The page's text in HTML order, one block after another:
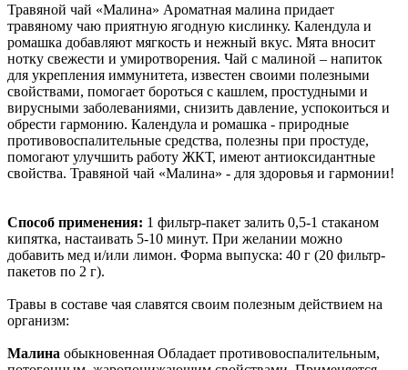
Травяной чай «Малина» Ароматная малина придает
травяному чаю приятную ягодную кислинку. Календула и
ромашка добавляют мягкость и нежный вкус. Мята вносит
нотку свежести и умиротворения. Чай с малиной – напиток
для укрепления иммунитета, известен своими полезными
свойствами, помогает бороться с кашлем, простудными и
вирусными заболеваниями, снизить давление, успокоиться и
обрести гармонию. Календула и ромашка - природные
противовоспалительные средства, полезны при простуде,
помогают улучшить работу ЖКТ, имеют антиоксидантные
свойства. Травяной чай «Малина» - для здоровья и гармонии!
Способ применения: 1 фильтр-пакет залить 0,5-1 стаканом
кипятка, настаивать 5-10 минут. При желании можно
добавить мед и/или лимон. Форма выпуска: 40 г (20 фильтр-
пакетов по 2 г).
Травы в составе чая славятся своим полезным действием на
организм:
Малина обыкновенная Обладает противовоспалительным,